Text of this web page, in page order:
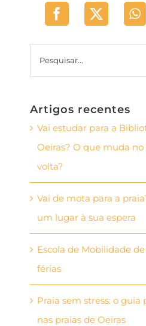
Artigos recentes
Vai estudar para a
Oeiras? O que muda
volta?
Vai de mota para a
um lugar à sua espera
Escola de Mobilidade
férias
Praia sem stress: o
nas praias de Oeiras